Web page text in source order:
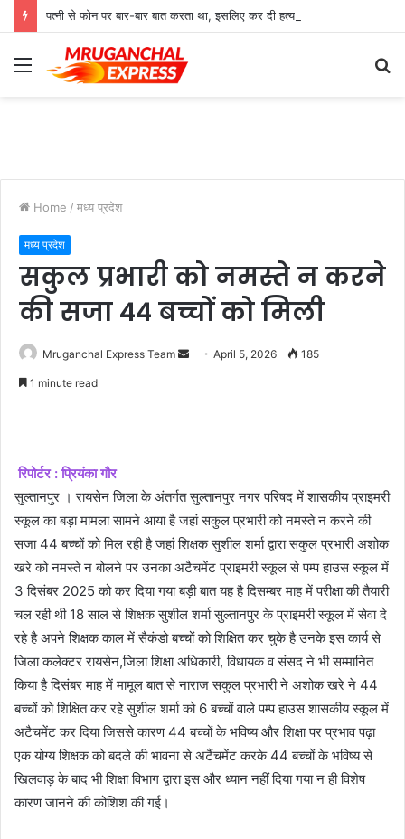
पत्नी से फोन पर बार-बार बात करता था, इसलिए कर दी हत्या
Menu
Home / मध्य प्रदेश
मध्य प्रदेश
सकुल प्रभारी को नमस्ते न करने
की सजा 44 बच्चों को मिली
Mruganchal Express Team
Send April 5, 2026 185
1 minute read
रिपोर्टर : प्रियंका गौर
सुल्तानपुर । रायसेन जिला के अंतर्गत सुल्तानपुर नगर परिषद में शासकीय प्राइमरी
स्कूल का बड़ा मामला सामने आया है जहां सकुल प्रभारी को नमस्ते न करने की
सजा 44 बच्चों को मिल रही है जहां शिक्षक सुशील शर्मा द्वारा सकुल प्रभारी अशोक
खरे को नमस्ते न बोलने पर उनका अटैचमेंट प्राइमरी स्कूल से पम्प हाउस स्कूल में
3 दिसंबर 2025 को कर दिया गया बड़ी बात यह है दिसम्बर माह में परीक्षा की तैयारी
चल रही थी 18 साल से शिक्षक सुशील शर्मा सुल्तानपुर के प्राइमरी स्कूल में सेवा दे
रहे है अपने शिक्षक काल में सैकंडो बच्चों को शिक्षित कर चुके है उनके इस कार्य से
जिला कलेक्टर रायसेन,जिला शिक्षा अधिकारी, विधायक व संसद ने भी सम्मानित
किया है दिसंबर माह में मामूल बात से नाराज सकुल प्रभारी ने अशोक खरे ने 44
बच्चों को शिक्षित कर रहे सुशील शर्मा को 6 बच्चों वाले पम्प हाउस शासकीय स्कूल में
अटैचमेंट कर दिया जिससे कारण 44 बच्चों के भविष्य और शिक्षा पर प्रभाव पढ़ा
एक योग्य शिक्षक को बदले की भावना से अटैंचमेंट करके 44 बच्चों के भविष्य से
खिलवाड़ के बाद भी शिक्षा विभाग द्वारा इस और ध्यान नहीं दिया गया न ही विशेष
कारण जानने की कोशिश की गई।